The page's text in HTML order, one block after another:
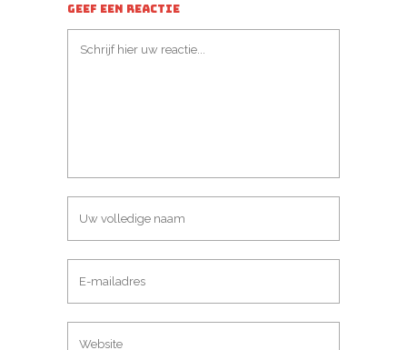
GEEF EEN REACTIE